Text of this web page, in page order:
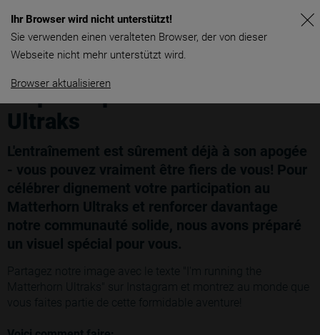
Je participe aux Matterhorn
Ultraks
L'entraînement est sûrement déjà à son apogée
- vous pouvez vraiment être fiers de vous! Pour
célébrer dignement votre participation au
Matterhorn Ultraks et renforcer davantage
notre communauté solide, nous avons préparé
un visuel spécial pour vous.
Partagez notre image avec le texte "I'm running the
Matterhorn Ultraks" sur Instagram et montrez au monde que
vous faites partie de cette formidable aventure!
Ihr Browser wird nicht unterstützt!
Sie verwenden einen veralteten Browser, der von dieser
Webseite nicht mehr unterstützt wird.
Browser aktualisieren